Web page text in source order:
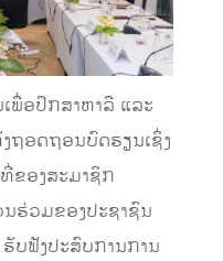
ພື່ອປຶກສາຫາລື ແລະ
ຖອດຖອນບົດຮຽນເຊິ່ງ
ຂອງສະມາຊິກ
ຮ່ວມຂອງປະຊາຊົນ
ບຟັງປະສົບການການ